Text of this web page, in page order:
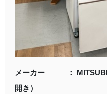
メーカー ：
開き）